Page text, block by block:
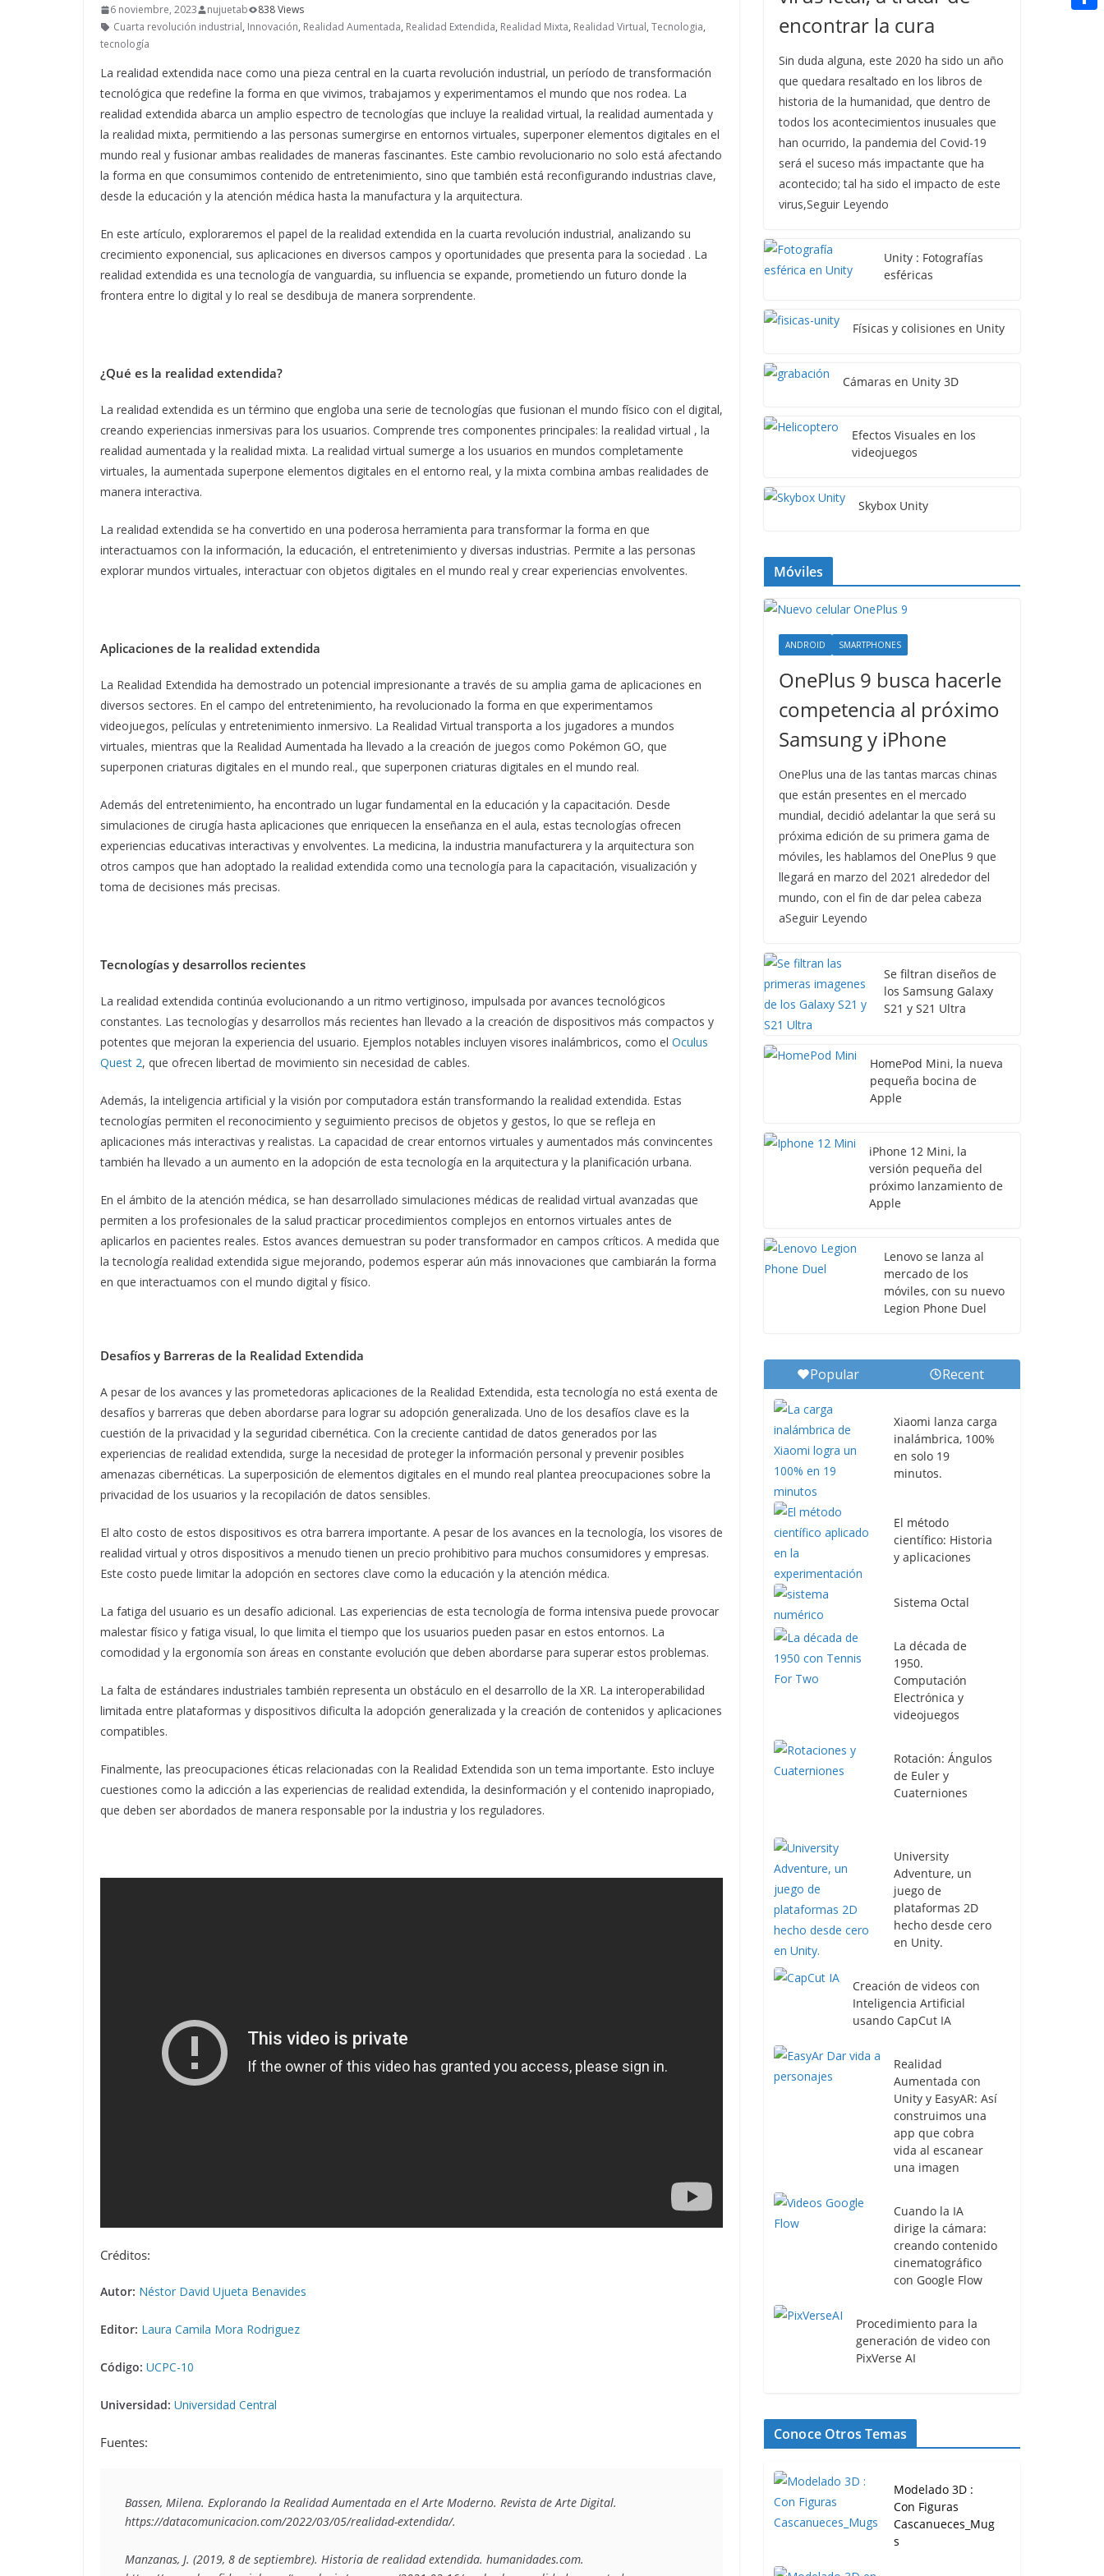
6 noviembre, 2023 nujuetab
838 Views
Cuarta revolución industrial, Innovación, Realidad Aumentada, Realidad Extendida, Realidad Mixta, Realidad Virtual, Tecnologia,
tecnología
La realidad extendida nace como una pieza central en la cuarta revolución industrial, un período de transformación
tecnológica que redefine la forma en que vivimos, trabajamos y experimentamos el mundo que nos rodea. La
realidad extendida abarca un amplio espectro de tecnologías que incluye la realidad virtual, la realidad aumentada y
la realidad mixta, permitiendo a las personas sumergirse en entornos virtuales, superponer elementos digitales en el
mundo real y fusionar ambas realidades de maneras fascinantes. Este cambio revolucionario no solo está afectando
la forma en que consumimos contenido de entretenimiento, sino que también está reconfigurando industrias clave,
desde la educación y la atención médica hasta la manufactura y la arquitectura.
En este artículo, exploraremos el papel de la realidad extendida en la cuarta revolución industrial, analizando su
crecimiento exponencial, sus aplicaciones en diversos campos y oportunidades que presenta para la sociedad . La
realidad extendida es una tecnología de vanguardia, su influencia se expande, prometiendo un futuro donde la
frontera entre lo digital y lo real se desdibuja de manera sorprendente.
¿Qué es la realidad extendida?
La realidad extendida es un término que engloba una serie de tecnologías que fusionan el mundo físico con el digital,
creando experiencias inmersivas para los usuarios. Comprende tres componentes principales: la realidad virtual , la
realidad aumentada y la realidad mixta. La realidad virtual sumerge a los usuarios en mundos completamente
virtuales, la aumentada superpone elementos digitales en el entorno real, y la mixta combina ambas realidades de
manera interactiva.
La realidad extendida se ha convertido en una poderosa herramienta para transformar la forma en que
interactuamos con la información, la educación, el entretenimiento y diversas industrias. Permite a las personas
explorar mundos virtuales, interactuar con objetos digitales en el mundo real y crear experiencias envolventes.
Aplicaciones de la realidad extendida
La Realidad Extendida ha demostrado un potencial impresionante a través de su amplia gama de aplicaciones en
diversos sectores. En el campo del entretenimiento, ha revolucionado la forma en que experimentamos
videojuegos, películas y entretenimiento inmersivo. La Realidad Virtual transporta a los jugadores a mundos
virtuales, mientras que la Realidad Aumentada ha llevado a la creación de juegos como Pokémon GO, que
superponen criaturas digitales en el mundo real., que superponen criaturas digitales en el mundo real.
Además del entretenimiento, ha encontrado un lugar fundamental en la educación y la capacitación. Desde
simulaciones de cirugía hasta aplicaciones que enriquecen la enseñanza en el aula, estas tecnologías ofrecen
experiencias educativas interactivas y envolventes. La medicina, la industria manufacturera y la arquitectura son
otros campos que han adoptado la realidad extendida como una tecnología para la capacitación, visualización y
toma de decisiones más precisas.
Tecnologías y desarrollos recientes
La realidad extendida continúa evolucionando a un ritmo vertiginoso, impulsada por avances tecnológicos
constantes. Las tecnologías y desarrollos más recientes han llevado a la creación de dispositivos más compactos y
potentes que mejoran la experiencia del usuario. Ejemplos notables incluyen visores inalámbricos, como el Oculus
Quest 2, que ofrecen libertad de movimiento sin necesidad de cables.
Además, la inteligencia artificial y la visión por computadora están transformando la realidad extendida. Estas
tecnologías permiten el reconocimiento y seguimiento precisos de objetos y gestos, lo que se refleja en
aplicaciones más interactivas y realistas. La capacidad de crear entornos virtuales y aumentados más convincentes
también ha llevado a un aumento en la adopción de esta tecnología en la arquitectura y la planificación urbana.
En el ámbito de la atención médica, se han desarrollado simulaciones médicas de realidad virtual avanzadas que
permiten a los profesionales de la salud practicar procedimientos complejos en entornos virtuales antes de
aplicarlos en pacientes reales. Estos avances demuestran su poder transformador en campos críticos. A medida que
la tecnología realidad extendida sigue mejorando, podemos esperar aún más innovaciones que cambiarán la forma
en que interactuamos con el mundo digital y físico.
Desafíos y Barreras de la Realidad Extendida
A pesar de los avances y las prometedoras aplicaciones de la Realidad Extendida, esta tecnología no está exenta de
desafíos y barreras que deben abordarse para lograr su adopción generalizada. Uno de los desafíos clave es la
cuestión de la privacidad y la seguridad cibernética. Con la creciente cantidad de datos generados por las
experiencias de realidad extendida, surge la necesidad de proteger la información personal y prevenir posibles
amenazas cibernéticas. La superposición de elementos digitales en el mundo real plantea preocupaciones sobre la
privacidad de los usuarios y la recopilación de datos sensibles.
El alto costo de estos dispositivos es otra barrera importante. A pesar de los avances en la tecnología, los visores de
realidad virtual y otros dispositivos a menudo tienen un precio prohibitivo para muchos consumidores y empresas.
Este costo puede limitar la adopción en sectores clave como la educación y la atención médica.
La fatiga del usuario es un desafío adicional. Las experiencias de esta tecnología de forma intensiva puede provocar
malestar físico y fatiga visual, lo que limita el tiempo que los usuarios pueden pasar en estos entornos. La
comodidad y la ergonomía son áreas en constante evolución que deben abordarse para superar estos problemas.
La falta de estándares industriales también representa un obstáculo en el desarrollo de la XR. La interoperabilidad
limitada entre plataformas y dispositivos dificulta la adopción generalizada y la creación de contenidos y aplicaciones
compatibles.
Finalmente, las preocupaciones éticas relacionadas con la Realidad Extendida son un tema importante. Esto incluye
cuestiones como la adicción a las experiencias de realidad extendida, la desinformación y el contenido inapropiado,
que deben ser abordados de manera responsable por la industria y los reguladores.
Créditos:
Autor: Néstor David Ujueta Benavides
Editor: Laura Camila Mora Rodriguez
Código: UCPC-10
Universidad: Universidad Central
Fuentes:
Bassen, Milena. Explorando la Realidad Aumentada en el Arte Moderno. Revista de Arte Digital.
https://datacomunicacion.com/2022/03/05/realidad-extendida/.
Manzanas, J. (2019, 8 de septiembre). Historia de realidad extendida. humanidades.com.
encontrar la cura
Sin duda alguna, este 2020 ha sido un año
que quedara resaltado en los libros de
historia de la humanidad, que dentro de
todos los acontecimientos inusuales que
han ocurrido, la pandemia del Covid-19
será el suceso más impactante que ha
acontecido; tal ha sido el impacto de este
virus,Seguir Leyendo
Unity : Fotografías
esféricas
Físicas y colisiones en Unity
Cámaras en Unity 3D
Efectos Visuales en los
videojuegos
Skybox Unity
Móviles
ANDROID SMARTPHONES
OnePlus 9 busca hacerle
competencia al próximo
Samsung y iPhone
OnePlus una de las tantas marcas chinas
que están presentes en el mercado
mundial, decidió adelantar la que será su
próxima edición de su primera gama de
móviles, les hablamos del OnePlus 9 que
llegará en marzo del 2021 alrededor del
mundo, con el fin de dar pelea cabeza
aSeguir Leyendo
Se filtran diseños de
los Samsung Galaxy
S21 y S21 Ultra
HomePod Mini, la nueva
pequeña bocina de
Apple
iPhone 12 Mini, la
versión pequeña del
próximo lanzamiento de
Apple
Lenovo se lanza al
mercado de los
móviles, con su nuevo
Legion Phone Duel
Popular Recent
Xiaomi lanza carga
inalámbrica, 100%
en solo 19
minutos.
El método
científico: Historia
y aplicaciones
Sistema Octal
La década de
1950.
Computación
Electrónica y
videojuegos
Rotación: Ángulos
de Euler y
Cuaterniones
University
Adventure, un
juego de
plataformas 2D
hecho desde cero
en Unity.
Creación de videos con
Inteligencia Artificial
usando CapCut IA
Realidad
Aumentada con
Unity y EasyAR: Así
construimos una
app que cobra
vida al escanear
una imagen
Cuando la IA
dirige la cámara:
creando contenido
cinematográfico
con Google Flow
Procedimiento para la
generación de video con
PixVerse AI
Conoce Otros Temas
Modelado 3D :
Con Figuras
Cascanueces_Mug
s
n
a